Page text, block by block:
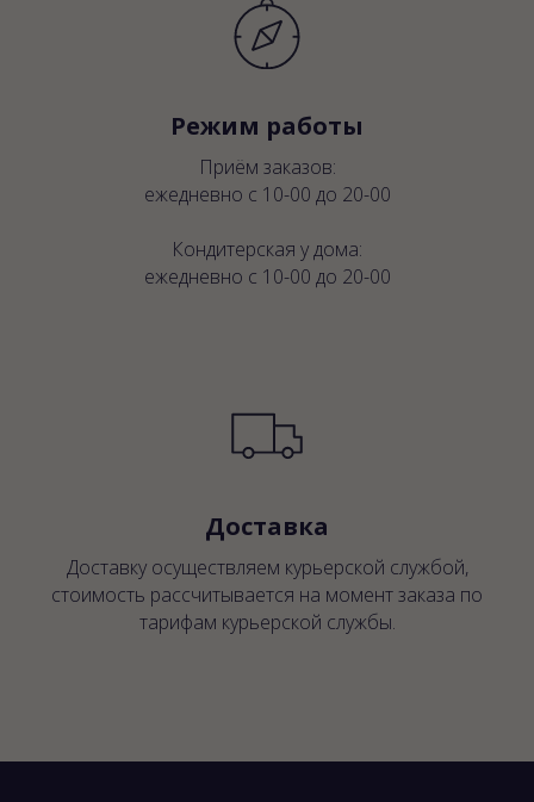
Режим работы
Приём заказов:
ежедневно с 10-00 до 20-00
Кондитерская у дома:
ежедневно с 10-00 до 20-00
Доставка
Доставку осуществляем курьерской службой,
стоимость рассчитывается на момент заказа по
тарифам курьерской службы.